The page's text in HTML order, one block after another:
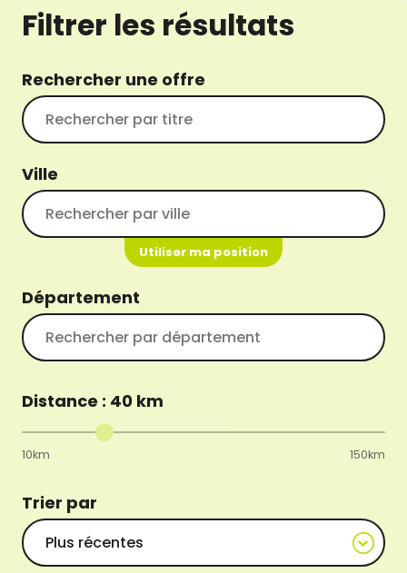
Filtrer les résultats
Rechercher une offre
Ville
Utiliser ma position
Département
Distance : 40 km
10km 150km
Trier par